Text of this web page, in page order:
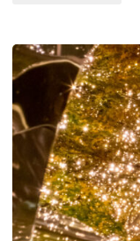
な
よ
な
の
里
フ
リ
マ
2021
冬
に